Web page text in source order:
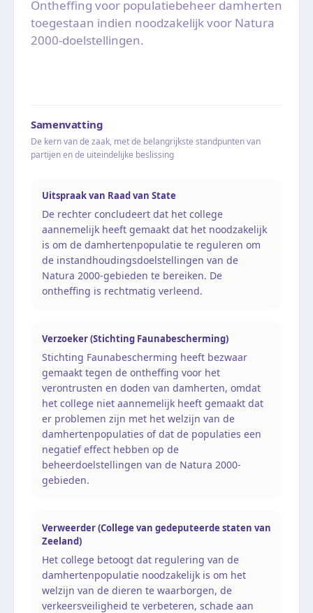
Ontheffing voor populatiebeheer damherten
toegestaan indien noodzakelijk voor Natura
2000-doelstellingen.
Samenvatting
De kern van de zaak, met de belangrijkste standpunten van
partijen en de uiteindelijke beslissing
Uitspraak van Raad van State
De rechter concludeert dat het college
aannemelijk heeft gemaakt dat het noodzakelijk
is om de damhertenpopulatie te reguleren om
de instandhoudingsdoelstellingen van de
Natura 2000-gebieden te bereiken. De
ontheffing is rechtmatig verleend.
Verzoeker (Stichting Faunabescherming)
Stichting Faunabescherming heeft bezwaar
gemaakt tegen de ontheffing voor het
verontrusten en doden van damherten, omdat
het college niet aannemelijk heeft gemaakt dat
er problemen zijn met het welzijn van de
damhertenpopulaties of dat de populaties een
negatief effect hebben op de
beheerdoelstellingen van de Natura 2000-
gebieden.
Verweerder (College van gedeputeerde staten van
Zeeland)
Het college betoogt dat regulering van de
damhertenpopulatie noodzakelijk is om het
welzijn van de dieren te waarborgen, de
verkeersveiligheid te verbeteren, schade aan